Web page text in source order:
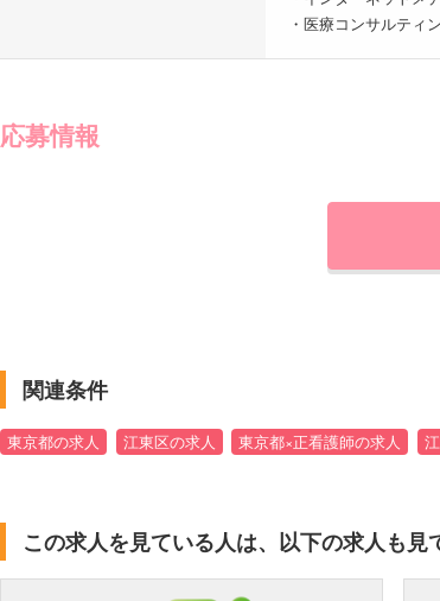
・医療コンサルティ
応募情報
関連条件
東京都の求人 江東区の求人 東京都×正看護師の求人
この求人を見ている人は、以下の求人も見